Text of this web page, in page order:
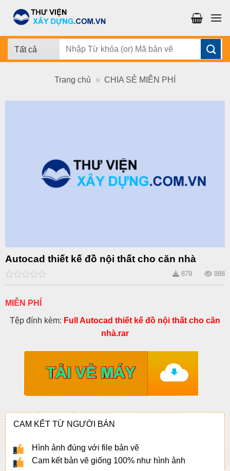
đến
dung
Tìm
Trang chủ » CHIA SẺ MIỄN PHÍ
Autocad thiết kế đồ nội thất cho căn nhà
0
of
879 888
MIỄN PHÍ
Tệp đính kèm: Full Autocad thiết kế đồ nội thất cho căn
nhà.rar
CAM KẾT TỪ NGƯỜI BÁN
Hình ảnh đúng với file bản vẽ
Cam kết bản vẽ giống 100% như hình ảnh